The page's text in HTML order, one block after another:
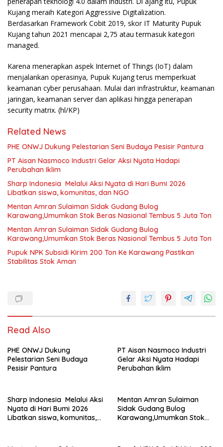
Kujang meraih Kategori Aggressive Digitalization.
Berdasarkan Framework Cobit 2019, skor IT Maturity Pupuk
Kujang tahun 2021 mencapai 2,75 atau termasuk kategori
managed.
Karena menerapkan aspek Internet of Things (IoT) dalam
menjalankan operasinya, Pupuk Kujang terus memperkuat
keamanan cyber perusahaan. Mulai dari infrastruktur, keamanan
jaringan, keamanan server dan aplikasi hingga penerapan
security matrix. (hl/KP)
Related News
PHE ONWJ Dukung Pelestarian Seni Budaya Pesisir Pantura
PT Aisan Nasmoco Industri Gelar Aksi Nyata Hadapi
Perubahan Iklim
Sharp Indonesia Melalui Aksi Nyata di Hari Bumi 2026
Libatkan siswa, komunitas, dan NGO
Mentan Amran Sulaiman Sidak Gudang Bulog
Karawang,Umumkan Stok Beras Nasional Tembus 5 Juta Ton
Mentan Amran Sulaiman Sidak Gudang Bulog
Karawang,Umumkan Stok Beras Nasional Tembus 5 Juta Ton
Pupuk NPK Subsidi Kirim 200 Ton Ke Karawang Pastikan
Stabilitas Stok Aman
Read Also
PHE ONWJ Dukung
Pelestarian Seni Budaya
Pesisir Pantura
PT Aisan Nasmoco Industri
Gelar Aksi Nyata Hadapi
Perubahan Iklim
Sharp Indonesia Melalui Aksi
Nyata di Hari Bumi 2026
Libatkan siswa, komunitas,
Mentan Amran Sulaiman
Sidak Gudang Bulog
Karawang,Umumkan Stok